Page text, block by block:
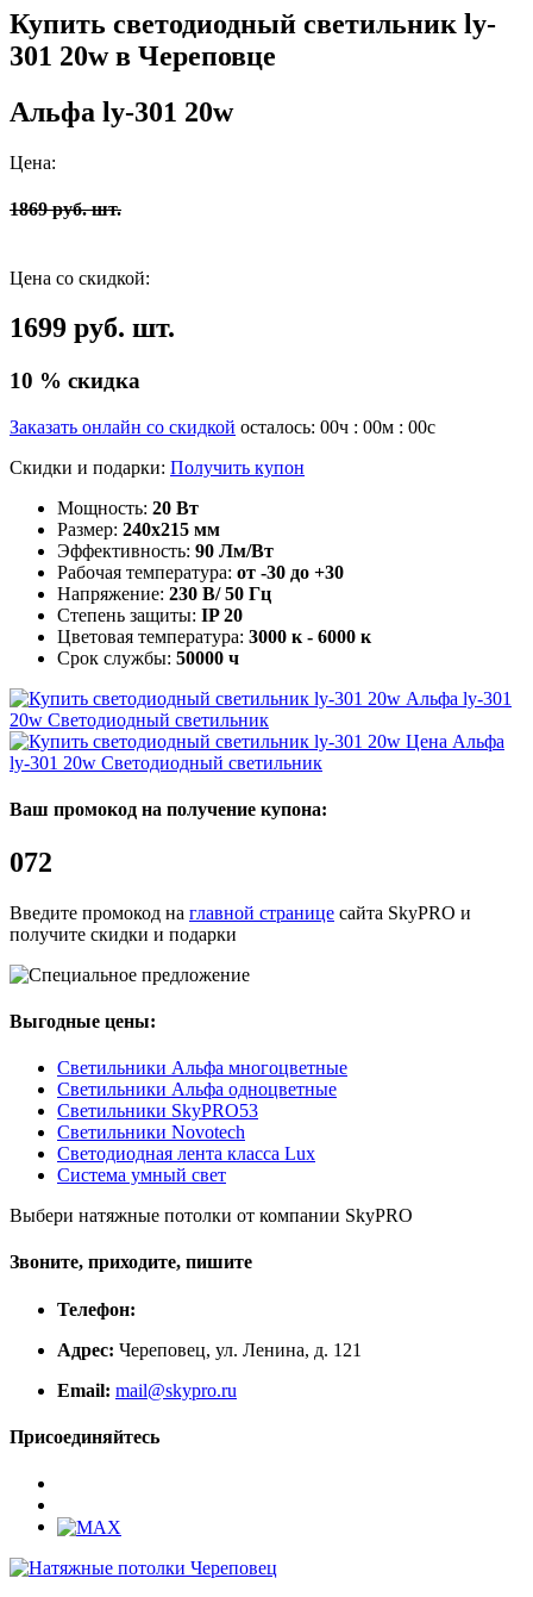
Купить светодиодный светильник ly-
301 20w в Череповце
Альфа ly-301 20w
Цена:
1869 руб. шт.
Цена со скидкой:
1699 руб. шт.
10 % скидка
Заказать онлайн со скидкой осталось: 00ч : 00м : 00с
Скидки и подарки: Получить купон
Мощность: 20 Вт
Размер: 240х215 мм
Эффективность: 90 Лм/Вт
Рабочая температура: от -30 до +30
Напряжение: 230 В/ 50 Гц
Степень защиты: IP 20
Цветовая температура: 3000 к - 6000 к
Срок службы: 50000 ч
Альфа ly-301
20w Светодиодный светильник
Альфа
ly-301 20w Светодиодный светильник
Ваш промокод на получение купона:
072
Введите промокод на главной странице сайта SkyPRO и
получите скидки и подарки
Выгодные цены:
Светильники Альфа многоцветные
Светильники Альфа одноцветные
Светильники SkyPRO53
Светильники Novotech
Светодиодная лента класса Lux
Система умный свет
Выбери натяжные потолки от компании SkyPRO
Звоните, приходите, пишите
Телефон:
Адрес: Череповец, ул. Ленина, д. 121
Email: mail@skypro.ru
Присоединяйтесь